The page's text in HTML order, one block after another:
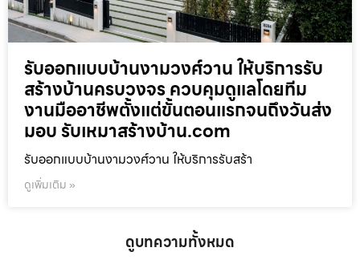
รับออกแบบบ้านงามวงศ์วาน ให้บริการรับ
สร้างบ้านครบวงจร ควบคุมดูแลโดยทีม
งานมืออาชีพตั้งแต่ขั้นตอนแรกจนถึงวันส่ง
มอบ รับเหมาสร้างบ้าน.com
รับออกแบบบ้านงามวงศ์วาน ให้บริการรับสร้า
ดูเพิ่มเติม »
ดูบทความทั้งหมด